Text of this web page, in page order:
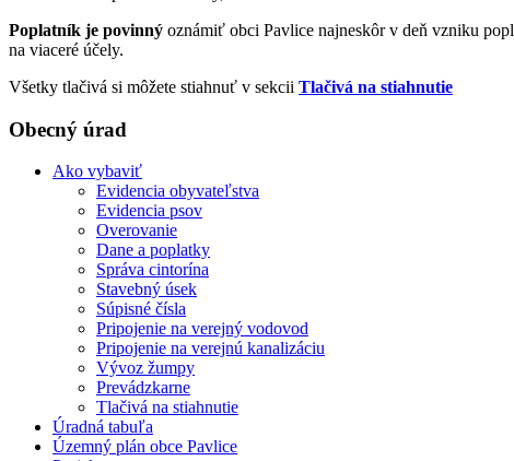
Poplatník je povinný oznámiť obci Pavlice najneskôr v deň vzniku
na viaceré účely.
Všetky tlačivá si môžete stiahnuť v sekcii Tlačivá na stiahnutie
Obecný úrad
Ako vybaviť
Evidencia obyvateľstva
Evidencia psov
Overovanie
Dane a poplatky
Správa cintorína
Stavebný úsek
Súpisné čísla
Pripojenie na verejný vodovod
Pripojenie na verejnú kanalizáciu
Vývoz žumpy
Prevádzkarne
Tlačivá na stiahnutie
Úradná tabuľa
Územný plán obce Pavlice